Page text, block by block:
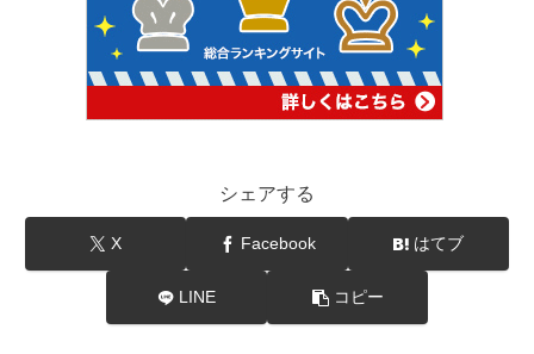
シェアする
X Facebook はてブ
LINE コピー